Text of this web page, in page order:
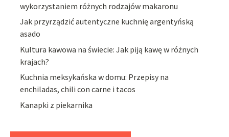
wykorzystaniem różnych rodzajów makaronu
Jak przyrządzić autentyczne kuchnię argentyńską
asado
Kultura kawowa na świecie: Jak piją kawę w różnych
krajach?
Kuchnia meksykańska w domu: Przepisy na
enchiladas, chili con carne i tacos
Kanapki z piekarnika